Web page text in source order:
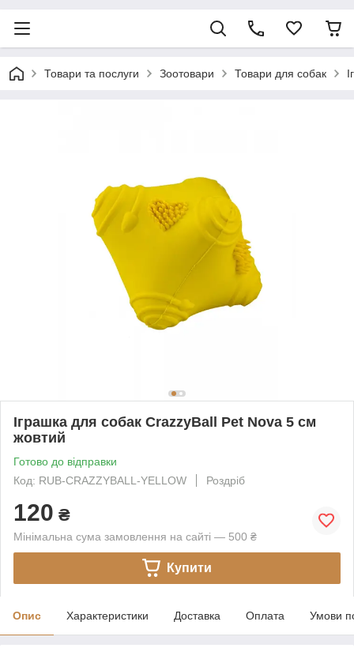
Товари та послуги Зоотовари Товари для собак
Іграшка для собак CrazzyBall Pet Nova 5 см
жовтий
Готово до відправки
Код: RUB-CRAZZYBALL-YELLOW
Роздріб
120 ₴
Мінімальна сума замовлення на сайті — 500 ₴
Купити
Опис Характеристики Доставка Оплата Умови